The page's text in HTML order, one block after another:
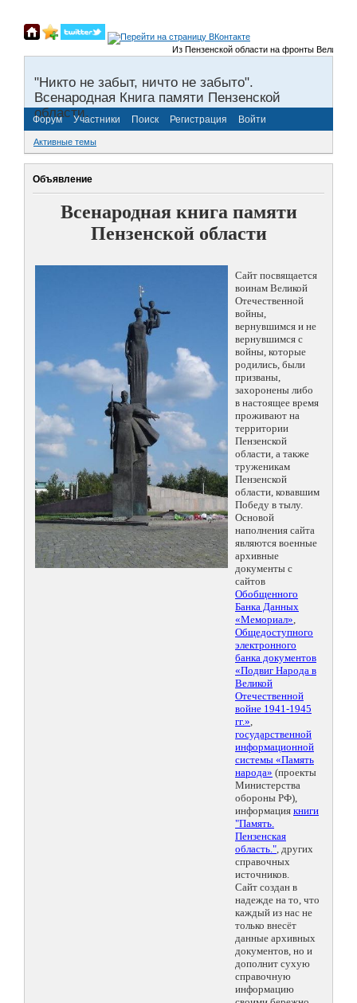
Из Пензенской области на фронты Великой
"Никто не забыт, ничто не забыто".
Всенародная Книга памяти Пензенской
области.
Форум Участники Поиск Регистрация Войти
Активные темы
Объявление
Всенародная книга памяти
Пензенской области
Сайт посвящается
воинам Великой
Отечественной
войны,
вернувшимся и не
вернувшимся с
войны, которые
родились, были
призваны,
захоронены либо
в настоящее время
проживают на
территории
Пензенской
области, а также
труженикам
Пензенской
области, ковавшим
Победу в тылу.
Основой
наполнения сайта
являются военные
архивные
документы с
сайтов
Обобщенного
Банка Данных
«Мемориал»,
Общедоступного
электронного
банка документов
«Подвиг Народа в
Великой
Отечественной
войне 1941-1945
гг.»,
государственной
информационной
системы «Память
народа» (проекты
Министерства
обороны РФ),
информация книги
"Память.
Пензенская
область.", других
справочных
источников.
Сайт создан в
надежде на то, что
каждый из нас не
только внесёт
данные архивных
документов, но и
дополнит сухую
справочную
информацию